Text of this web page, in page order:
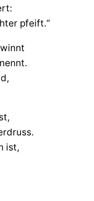
pfeift.“
ist,